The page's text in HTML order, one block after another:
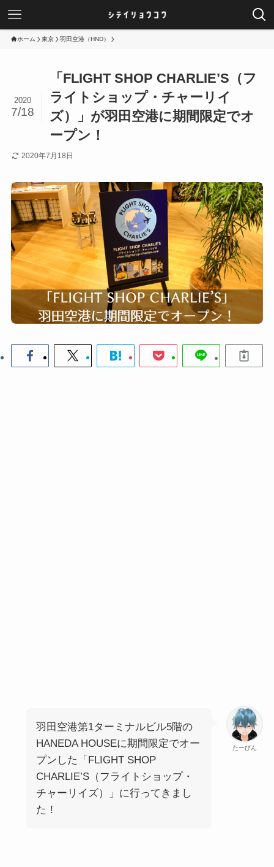
ホーム 東京 羽田空港（HND）
「FLIGHT SHOP CHARLIE’S（フ
ライトショップ・チャーリイ
ズ）」が羽田空港に期間限定でオ
ープン！
2020
7/18
2020年7月18日
たーびん
羽田空港第1ターミナルビル5階の
HANEDA HOUSEに期間限定でオー
プンした「FLIGHT SHOP
CHARLIE’S（フライトショップ・
チャーリイズ）」に行ってきまし
た！